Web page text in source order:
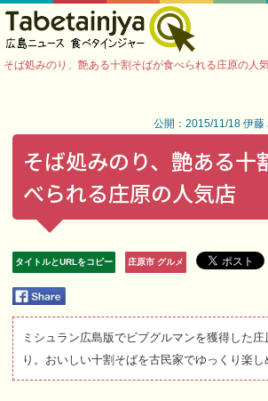
そば処みのり、艶ある十割そばが食べられる庄原の人
公開：2015/11/18 伊藤
そば処みのり、艶ある十
べられる庄原の人気店
タイトルとURLをコピー 庄原市 グルメ
ミシュラン広島版でビブグルマンを獲得した
り。おいしい十割そばを古民家でゆっくり楽し